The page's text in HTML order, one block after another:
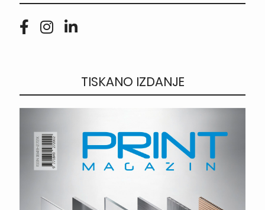
TISKANO IZDANJE